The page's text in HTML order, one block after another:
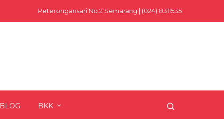
Peterongansari No.2 Semarang | (024) 8311535
BLOG BKK